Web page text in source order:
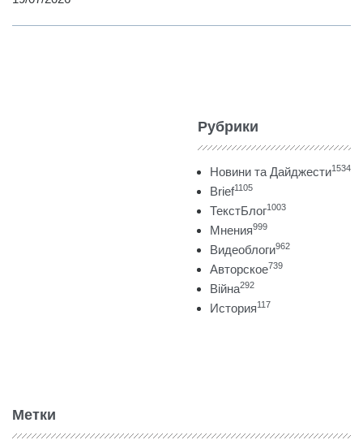
Рубрики
Новини та Дайджести1534
Brief1105
ТекстБлог1003
Мнения999
Видеоблоги962
Авторское739
Війна292
История117
Метки